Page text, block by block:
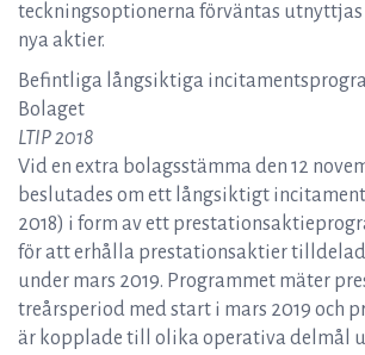
teckningsoptionerna förväntas utnyttjas
nya aktier.
Befintliga långsiktiga
Bolaget
LTIP 2018
Vid en extra bolagsstämma den 12
beslutades om ett långsiktigt
2018) i form av ett
för att erhålla prestationsaktier
under mars 2019. Programmet mäter
treårsperiod med start i mars 2019 och
är kopplade till olika operativa delmål